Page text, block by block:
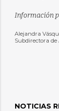
Información
Alejandra
Subdirectora de
NOTICIAS